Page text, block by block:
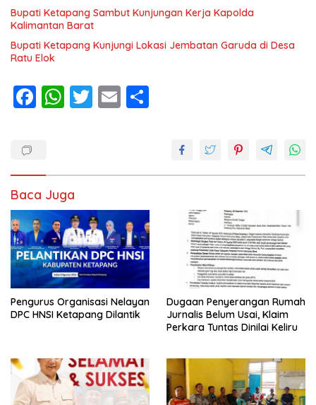
Bupati Ketapang Sambut Kunjungan Kerja Kapolda
Kalimantan Barat
Bupati Ketapang Kunjungi Lokasi Jembatan Garuda di Desa
Ratu Elok
F
o
o
k
W
A
p
p
T E
Baca Juga
Pengurus Organisasi Nelayan
DPC HNSI Ketapang Dilantik
Dugaan Penyerangan Rumah
Jurnalis Belum Usai, Klaim
Perkara Tuntas Dinilai Keliru